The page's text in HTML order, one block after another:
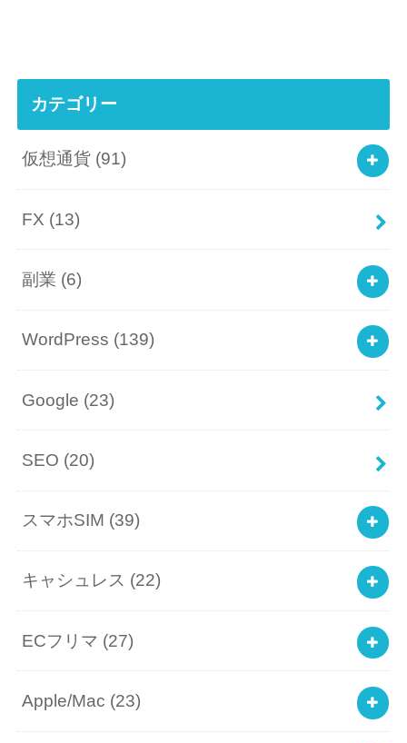
カテゴリー
仮想通貨 (91)
FX (13)
副業 (6)
WordPress (139)
Google (23)
SEO (20)
スマホSIM (39)
キャシュレス (22)
ECフリマ (27)
Apple/Mac (23)